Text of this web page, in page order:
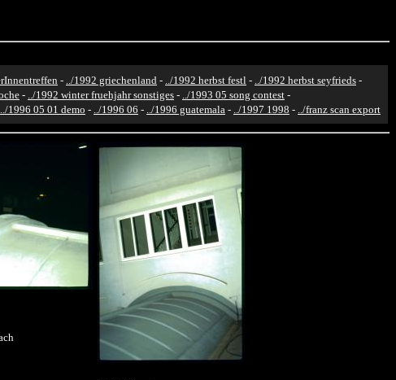
- ../1992 griechenland - ../1992 herbst festl - ../1992 herbst seyfrieds -
- ../1992 winter fruehjahr sonstiges - ../1993 05 song contest -
../1996 05 01 demo - ../1996 06 - ../1996 guatemala - ../1997 1998 - ../franz scan export